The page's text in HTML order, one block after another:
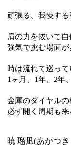
頑張る、我慢する
肩の力を抜いて自
強気で挑む場面が
時は流れて巡って
1ヶ月、1年、2年
金庫のダイヤルの
必ず開く周期も来
暁 瑠凪(あかつき